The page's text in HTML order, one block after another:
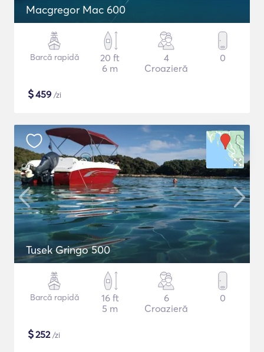
Macgregor Mac 600
Barcă rapidă
20 ft
6 m
4
Croazieră
0
$459 /zi
Tusek Gringo 500
Barcă rapidă
16 ft
5 m
6
Croazieră
0
$252/zi